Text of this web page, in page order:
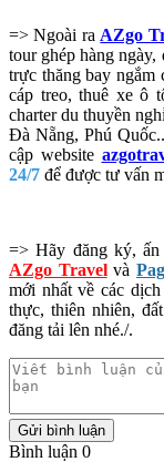
=> Ngoài ra AZgo
tour ghép hàng
trực thăng bay
cáp treo, thuê xe ô
charter du thuyền
Đà Nẵng, Phú
cập website
24/7 để được tư vấn
=> Hãy đăng ký,
AZgo Travelvà
mới nhất về các
thực, thiên nhiên,
đăng tải lên nhé./.
Gửi bình luận
Bình luận 0